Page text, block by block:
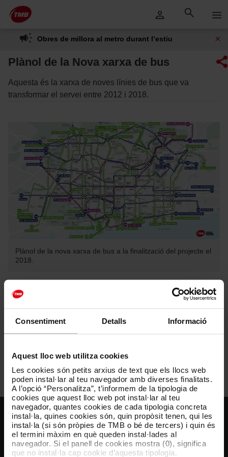
Consentiment Detalls Informació
Aquest lloc web utilitza cookies
Les cookies són petits arxius de text que els llocs web
poden instal·lar al teu navegador amb diverses finalitats.
A l’opció “Personalitza”, t’informem de la tipologia de
cookies que aquest lloc web pot instal·lar al teu
navegador, quantes cookies de cada tipologia concreta
instal·la, quines cookies són, quin propòsit tenen, qui les
instal·la (si són pròpies de TMB o bé de tercers) i quin és
el termini màxim en què queden instal·lades al
navegador. Si el panell de cookies mostra (0), significa
que no instal·la cap cookie d’aquesta tipologia.
Salta al contingut principal
Saltar
al
contingut
Obres de millora al metro durant l’estiu
Plànol de la Nova xarxa de bus
Aquesta és la xarxa de noves línies de bus que va
transformar el servei entre 2012 i 2018.
Plànol de la nova xarxa de bus a la finalització del projecte el
2018.
Mapes del servei vigent de la nova xarxa de bus i de la
Plànol general de la xarxa de bus [PDF: 5,075 KB]
Atenció al client
Resol els teus dubtes